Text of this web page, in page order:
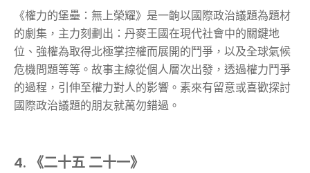
《權力的堡壘：無上榮耀》是一齣以國際政治議題為題材
的劇集，主力刻劃出：丹麥王國在現代社會中的關鍵地
位、強權為取得北極掌控權而展開的鬥爭，以及全球氣候
危機問題等等。故事主線從個人層次出發，透過權力鬥爭
的過程，引伸至權力對人的影響。素來有留意或喜歡探討
國際政治議題的朋友就萬勿錯過。
4. 《二十五 二十一》